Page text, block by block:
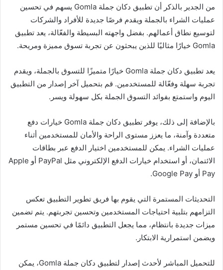
من الجدير بالذكر أن تطبيق دكان جملة Gomla يسهم في تحسين
عمليات الشراء بالجملة ويقدم فرصًا جديدة للأفراد والشركات
لتوسيع نطاق أعمالهم. بفضل واجهته البسيطة والفعّالة، يعد تطبيق
Gomla خيارًا مثاليًا للذين يبحثون عن تجربة تسوق مميزة ومريحة.
يعد تطبيق دكان جملة Gomla خيارًا متميزًا للتسوق بالجملة، ويقدم
تجربة سهلة وفعّالة للمستخدمين. قم بتحميل آخر إصدار من التطبيق
اليوم واستمتع بفوائد التسوق الجملة بكل سهولة ويسر.
بالإضافة إلى ذلك، يوفر تطبيق دكان جملة Gomla خيارات دفع
متعددة وآمنة، ما يعزز مستوى الراحة والأمان للمستخدمين أثناء
عمليات الشراء. يمكن للمستخدمين اختيار الدفع عبر بطاقات
الائتمان، أو استخدام خيارات الدفع الإلكتروني مثل PayPal أو Apple
Pay أو Google Pay.
التحديثات المستمرة التي يقوم بها فريق تطوير التطبيق تعكس
التزامهم بتلبية احتياجات المستخدمين وتحسين تجربتهم. يتم تضمين
ميزات جديدة بانتظام، مما يجعل التطبيق دائمًا في تحسين مستمر
ويضمن استمرارية الابتكار.
للتحميل المباشر لأحدث إصدار لتطبيق دكان جملة Gomla، يمكن